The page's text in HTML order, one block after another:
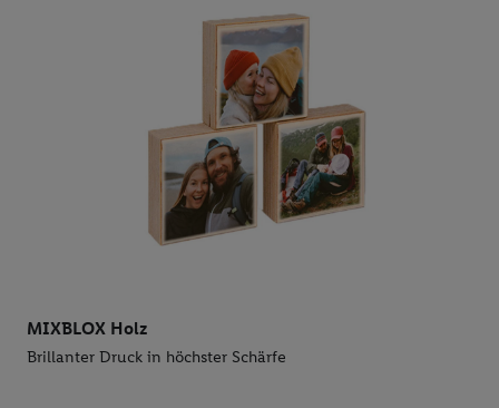
MIXBLOX Holz
Brillanter Druck in höchster Schärfe